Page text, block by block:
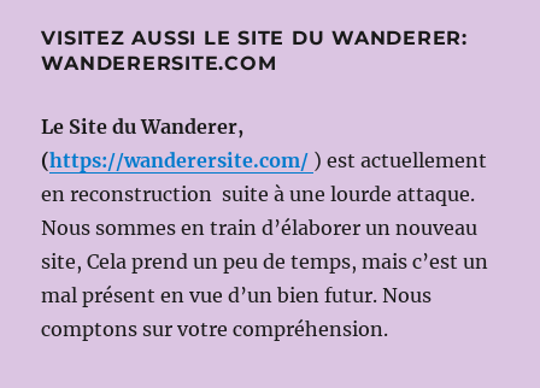
Christoph
NEL,
Stefan
VISITEZ AUSSI LE SITE DU WANDERER:
WANDERERSITE.COM
Le Site du Wanderer,
(https://wanderersite.com/ ) est actuellement
en reconstruction suite à une lourde attaque.
Nous sommes en train d’élaborer un nouveau
site, Cela prend un peu de temps, mais c’est un
mal présent en vue d’un bien futur. Nous
comptons sur votre compréhension.